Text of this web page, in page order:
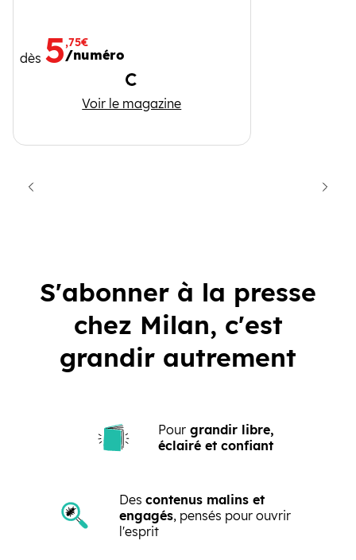
dès 5,75€
/numéro
Voir le magazine
Toupie
S'abonner à la presse
chez Milan, c'est
grandir autrement
Pour grandir libre,
éclairé et confiant
Des contenus malins et
engagés, pensés pour ouvrir
l'esprit